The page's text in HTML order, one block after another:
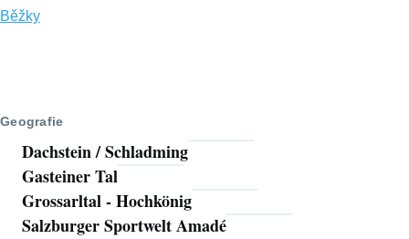
Běžky
Geografie
Dachstein / Schladming
Gasteiner Tal
Grossarltal - Hochkönig
Salzburger Sportwelt Amadé